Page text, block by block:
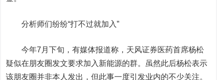
分析师们纷纷“打不过就加入”
今年7月下旬，有媒体报道称， 天风证券医药首席杨松
疑似在朋友圈发文要求加入新能源的群。虽然此后杨松表示
该朋友圈并非本人发出，但此事一度引发业内的不少关注。